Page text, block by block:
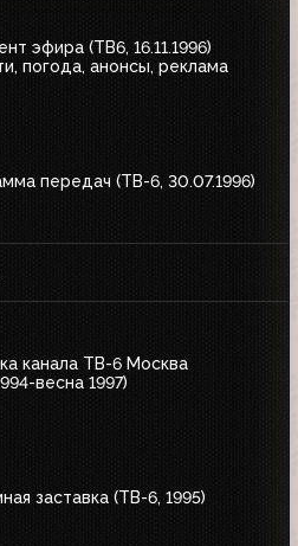
эфира (ТВ6, 16.11.1996)
погода, анонсы, реклама
передач (ТВ-6, 30.07.1996)
канала ТВ-6 Москва
весна 1997)
заставка (ТВ-6, 1995)